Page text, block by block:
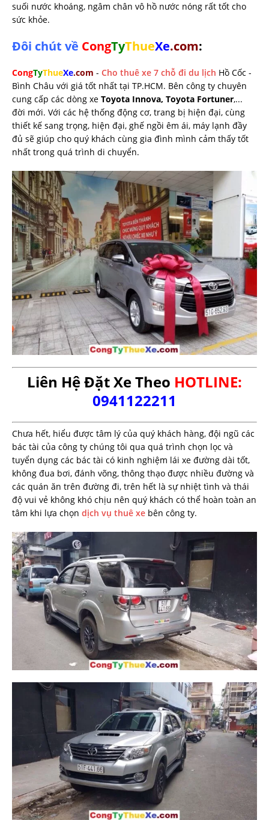
suối nước khoáng, ngâm chân vô hồ nước nóng rất tốt cho
sức khỏe.
Đôi chút về CongTyThueXe.com:
CongTyThueXe.com - Cho thuê xe 7 chỗ đi du lịch Hồ Cốc -
Bình Châu với giá tốt nhất tại TP.HCM. Bên công ty chuyên
cung cấp các dòng xe Toyota Innova, Toyota Fortuner,...
đời mới. Với các hệ thống động cơ, trang bị hiện đại, cùng
thiết kế sang trọng, hiện đại, ghế ngồi êm ái, máy lạnh đầy
đủ sẽ giúp cho quý khách cùng gia đình mình cảm thấy tốt
nhất trong quá trình di chuyển.
Liên Hệ Đặt Xe Theo HOTLINE:
0941122211
Chưa hết, hiểu được tâm lý của quý khách hàng, đội ngũ các
bác tài của công ty chúng tôi qua quá trình chọn lọc và
tuyển dụng các bác tài có kinh nghiệm lái xe đường dài tốt,
không đua bơi, đánh võng, thông thạo được nhiều đường và
các quán ăn trên đường đi, trên hết là sự nhiệt tình và thái
độ vui vẻ không khó chịu nên quý khách có thể hoàn toàn an
tâm khi lựa chọn dịch vụ thuê xe bên công ty.